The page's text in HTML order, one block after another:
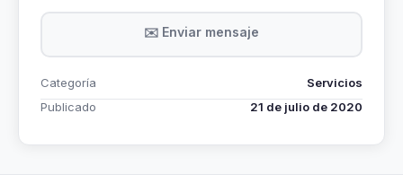
✉️ Enviar mensaje
Categoría
Servicios
Publicado
21 de julio de 2020